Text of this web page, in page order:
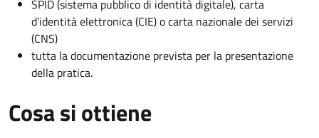
SPID (sistema pubblico di identità digitale), carta
d’identità elettronica (CIE) o carta nazionale dei servizi
(CNS)
tutta la documentazione prevista per la presentazione
della pratica.
Cosa si ottiene